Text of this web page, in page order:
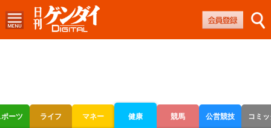
ーツ ライフ マネー 健康 競馬 公営競技 コミ